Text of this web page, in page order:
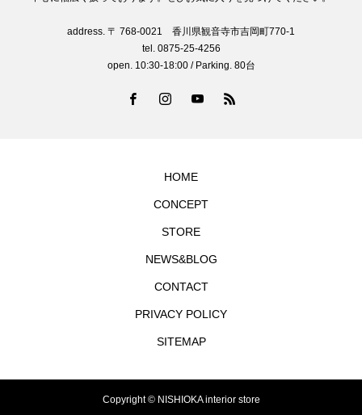
address. 〒 768-0021 香川県観音寺市吉岡町770-1
tel. 0875-25-4256
open. 10:30-18:00 / Parking. 80台
HOME
CONCEPT
STORE
NEWS&BLOG
CONTACT
PRIVACY POLICY
SITEMAP
Copyright © NISHIOKA interior store